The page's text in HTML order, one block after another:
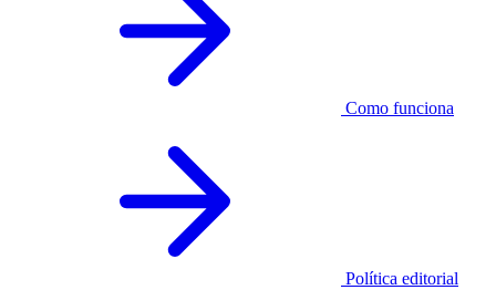
Como funciona
Política editorial